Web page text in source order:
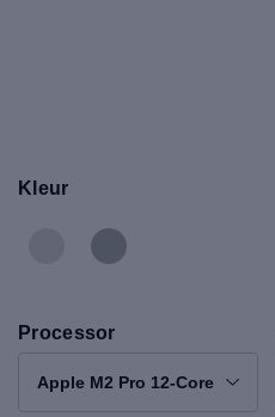
Kleur
Processor
Apple M2 Pro 12-Core